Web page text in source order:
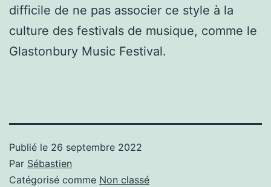
difficile de ne pas associer ce style à la
culture des festivals de musique, comme le
Glastonbury Music Festival.
Publié le 26 septembre 2022
Par Sébastien
Catégorisé comme Non classé